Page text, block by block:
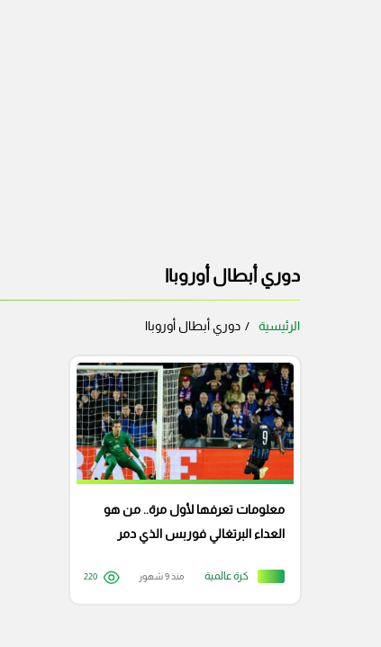
دوري أبطال أوروباا
الرئيسية دوري أبطال أوروباا
كرة عالمية
معلومات تعرفها لأول مرة.. من هو
العداء البرتغالي فوربس الذي دمر
منذ 9 شهور 220